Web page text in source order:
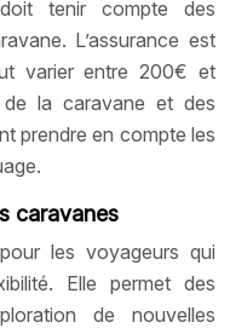
tenir compte des
L’assurance est
varier entre 200€ et
la caravane et des
prendre en compte les
caravanes
les voyageurs qui
Elle permet des
de nouvelles